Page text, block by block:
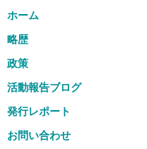
ホーム
略歴
政策
活動報告ブログ
発行レポート
お問い合わせ